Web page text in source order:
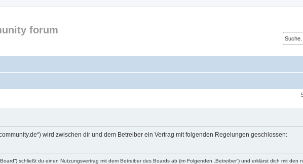
forum
wird zwischen dir und dem Betreiber ein Vertrag mit folgenden Regelungen geschlossen:
schließt du einen Nutzungsvertrag mit dem Betreiber des Boards ab (im Folgenden „Betreiber“) und erklärst dich mit den